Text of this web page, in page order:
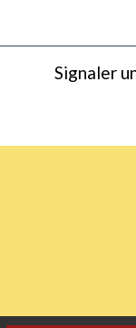
Signaler